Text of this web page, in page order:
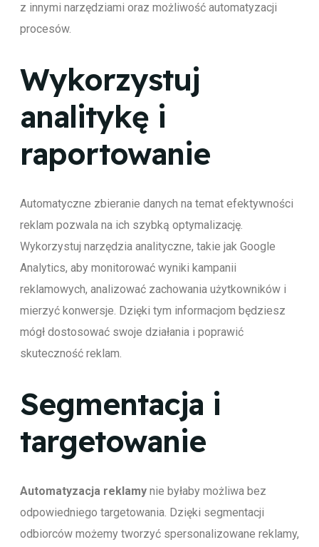
z innymi narzędziami oraz możliwość automatyzacji
procesów.
Wykorzystuj
analitykę i
raportowanie
Automatyczne zbieranie danych na temat efektywności
reklam pozwala na ich szybką optymalizację.
Wykorzystuj narzędzia analityczne, takie jak Google
Analytics, aby monitorować wyniki kampanii
reklamowych, analizować zachowania użytkowników i
mierzyć konwersje. Dzięki tym informacjom będziesz
mógł dostosować swoje działania i poprawić
skuteczność reklam.
Segmentacja i
targetowanie
Automatyzacja reklamy nie byłaby możliwa bez
odpowiedniego targetowania. Dzięki segmentacji
odbiorców możemy tworzyć spersonalizowane reklamy,